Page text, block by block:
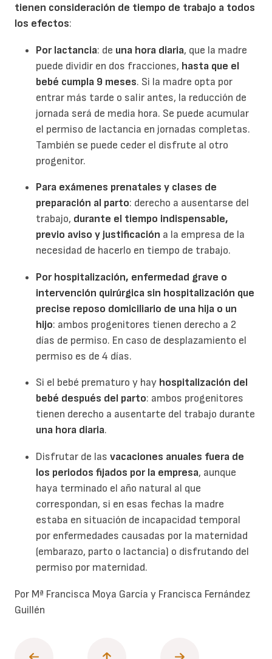
tienen consideración de tiempo de trabajo a todos
los efectos:
Por lactancia: de una hora diaria, que la madre
puede dividir en dos fracciones, hasta que el
bebé cumpla 9 meses. Si la madre opta por
entrar más tarde o salir antes, la reducción de
jornada será de media hora. Se puede acumular
el permiso de lactancia en jornadas completas.
También se puede ceder el disfrute al otro
progenitor.
Para exámenes prenatales y clases de
preparación al parto: derecho a ausentarse del
trabajo, durante el tiempo indispensable,
previo aviso y justificación a la empresa de la
necesidad de hacerlo en tiempo de trabajo.
Por hospitalización, enfermedad grave o
intervención quirúrgica sin hospitalización que
precise reposo domiciliario de una hija o un
hijo: ambos progenitores tienen derecho a 2
días de permiso. En caso de desplazamiento el
permiso es de 4 días.
Si el bebé prematuro y hay hospitalización del
bebé después del parto: ambos progenitores
tienen derecho a ausentarte del trabajo durante
una hora diaria.
Disfrutar de lasvacaciones anuales fuera de
los periodos fijados por la empresa, aunque
haya terminado el año natural al que
correspondan, si en esas fechas la madre
estaba en situación de incapacidad temporal
por enfermedades causadas por la maternidad
(embarazo, parto o lactancia) o disfrutando del
permiso por maternidad.
Por Mª Francisca Moya García y Francisca Fernández
Guillén